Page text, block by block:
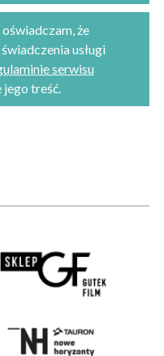
że
usługi
serwisu
jego treść.